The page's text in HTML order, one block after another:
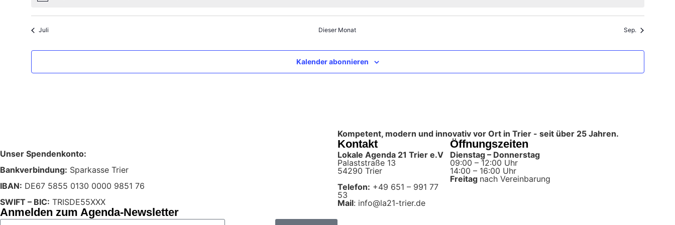
Juli Dieser Monat Sep.
Kalender abonnieren
Unser Spendenkonto:
Bankverbindung: Sparkasse Trier
IBAN: DE67 5855 0130 0000 9851 76
SWIFT – BIC: TRISDE55XXX
Anmelden zum Agenda-Newsletter
Kompetent, modern und innovativ vor Ort in Trier - seit über 25 Jahren.
Kontakt
Lokale Agenda 21 Trier e.V
Palaststraße 13
54290 Trier
Telefon: +49 651 – 991 77
53
Mail: info@la21-trier.de
Öffnungszeiten
Dienstag – Donnerstag
09:00 – 12:00 Uhr
14:00 – 16:00 Uhr
Freitag nach Vereinbarung